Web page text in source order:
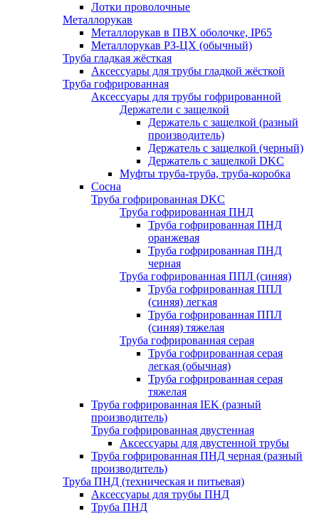
Лотки проволочные
Металлорукав
Металлорукав в ПВХ оболочке, IP65
Металлорукав РЗ-ЦХ (обычный)
Труба гладкая жёсткая
Аксессуары для трубы гладкой жёсткой
Труба гофрированная
Аксессуары для трубы гофрированной
Держатели с защелкой
Держатель с защелкой (разный
производитель)
Держатель с защелкой (черный)
Держатель с защелкой DKC
Муфты труба-труба, труба-коробка
Сосна
Труба гофрированная DKC
Труба гофрированная ПНД
Труба гофрированная ПНД
оранжевая
Труба гофрированная ПНД
черная
Труба гофрированная ППЛ (синяя)
Труба гофрированная ППЛ
(синяя) легкая
Труба гофрированная ППЛ
(синяя) тяжелая
Труба гофрированная серая
Труба гофрированная серая
легкая (обычная)
Труба гофрированная серая
тяжелая
Труба гофрированная IEK (разный
производитель)
Труба гофрированная двустенная
Аксессуары для двустенной трубы
Труба гофрированная ПНД черная (разный
производитель)
Труба ПНД (техническая и питьевая)
Аксессуары для трубы ПНД
Труба ПНД